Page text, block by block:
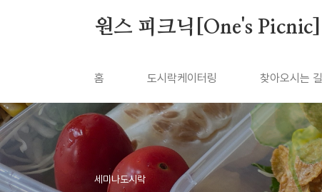
원스 피크닉[One's Picnic]
홈 도시락케이터링 찾아오시는 길
세미나도시락